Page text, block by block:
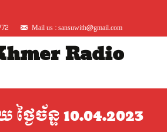
Mail us : sansuwith@gmail.com
Radio
ងៃច័ន្ទ 10.04.2023